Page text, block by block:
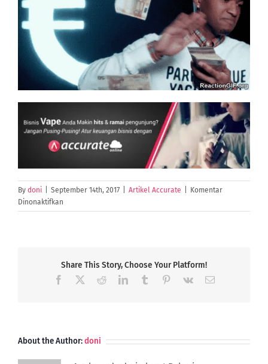
By doni September 14th, 2017 Artikel Accurate
Komentar
Dinonaktifkan
Bisnis
Jenis
Elektrik
Share This Story, Choose Your Platform!
Facebook RedditLinkedInTumblr Pinterest
Vk Email
About the Author:doni